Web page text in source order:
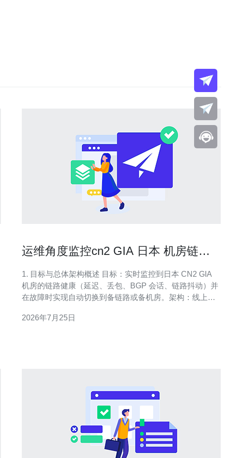
运维角度监控cn2 GIA 日本 机房链路
1. 目标与总体架构概述 目标：实时监控到日本 CN2 GIA
机房的链路健康（延迟、丢包、BGP 会话、链路抖动）并
在故障时实现自动切换到备链路或备机房。架构：线上探
BFD+BGP 快速收敛、路由策略与流量重定向脚本。 2. 监
2026年7月25日